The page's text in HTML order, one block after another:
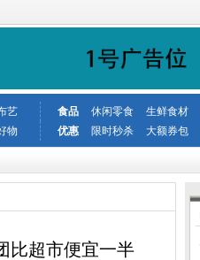
艺 食品 休闲零食 生鲜食材
物 优惠 限时秒杀 大额券包
比超市便宜一半